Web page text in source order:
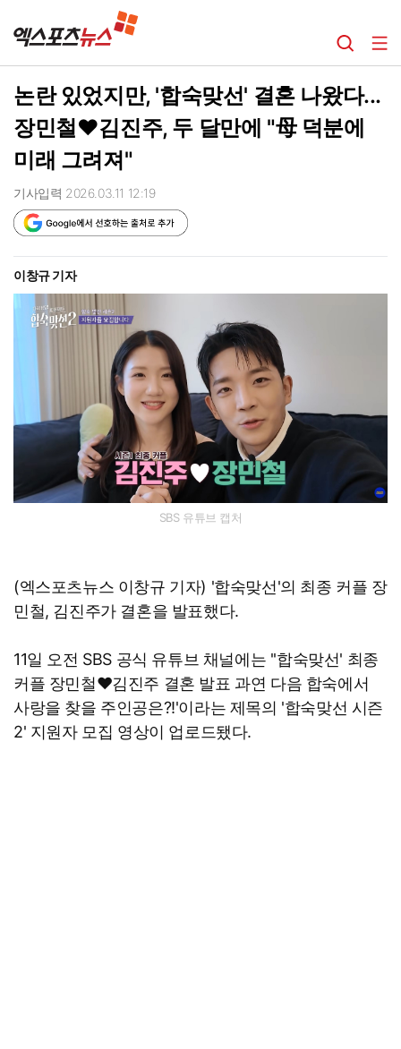
논란 있었지만, '합숙맞선' 결혼 나왔다...
장민철♥김진주, 두 달만에 "母 덕분에
미래 그려져"
기사입력 2026.03.11 12:19
이창규 기자
SBS 유튜브 캡처
(엑스포츠뉴스 이창규 기자) '합숙맞선'의 최종 커플 장
민철, 김진주가 결혼을 발표했다.
11일 오전 SBS 공식 유튜브 채널에는 ''합숙맞선' 최종
커플 장민철♥김진주 결혼 발표 과연 다음 합숙에서
사랑을 찾을 주인공은?!'이라는 제목의 '합숙맞선 시즌
2' 지원자 모집 영상이 업로드됐다.